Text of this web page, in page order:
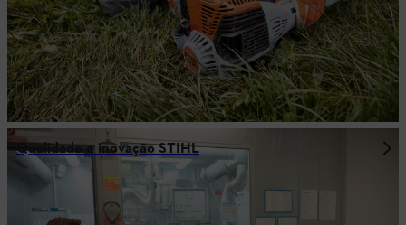
Qualidade e inovação STIHL